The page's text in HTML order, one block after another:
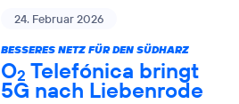
24. Februar 2026
BESSERES NETZ FÜR DEN SÜDHARZ
O2 Telefónica bringt
5G nach Liebenrode